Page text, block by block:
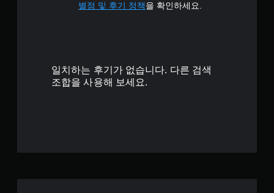
별점 및 후기 정책을 확인하세요.
일치하는 후기가 없습니다. 다른 검색
조합을 사용해 보세요.